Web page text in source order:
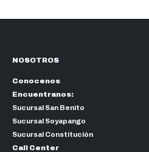
NOSOTROS
Conocenos
Encuentranos:
Sucursal San Benito
Sucursal Soyapango
Sucursal Constitución
Call Center